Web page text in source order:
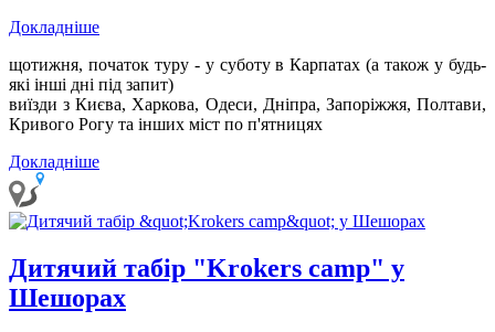
Докладніше
щотижня, початок туру - у суботу в Карпатах(а також у будь-
які інші дні під запит)
виїзди з Києва, Харкова, Одеси, Дніпра, Запоріжжя, Полтави,
Кривого Рогу та інших міст по п'ятницях
Докладніше
Дитячий табір "Krokers camp" у
Шешорах